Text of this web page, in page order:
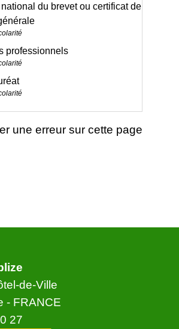
du brevet ou certificat de
professionnels
une erreur sur cette page
de-Ville
- FRANCE
27